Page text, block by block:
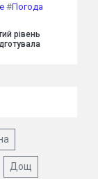
#Погода
рівень
Дощ